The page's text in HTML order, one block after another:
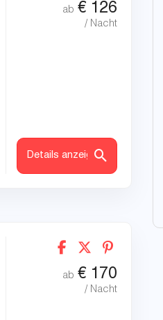
ab € 126
/ Nacht
Details anzeigen
ab € 170
/ Nacht